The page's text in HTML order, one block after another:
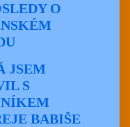
O
JSEM
S
BABIŠE